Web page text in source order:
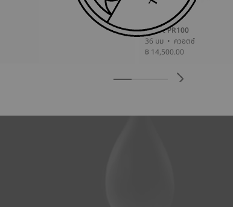
Tissot PR100
36 มม • ควอตซ์
฿ 14,500.00